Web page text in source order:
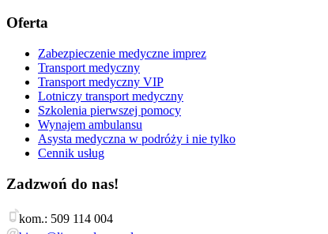
Oferta
Zabezpieczenie medyczne imprez
Transport medyczny
Transport medyczny VIP
Lotniczy transport medyczny
Szkolenia pierwszej pomocy
Wynajem ambulansu
Asysta medyczna w podróży i nie tylko
Cennik usług
Zadzwoń do nas!
kom.: 509 114 004